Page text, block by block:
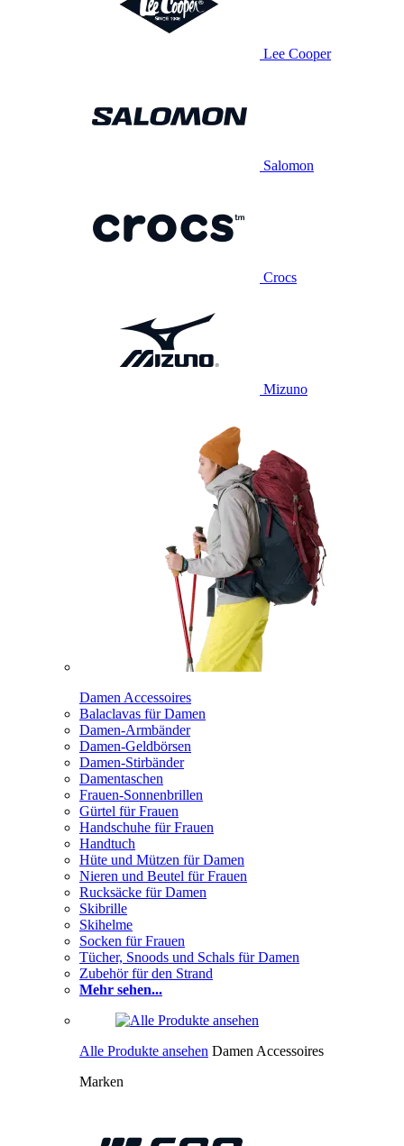
Lee Cooper
Salomon
Crocs
Mizuno
Damen Accessoires
Balaclavas für Damen
Damen-Armbänder
Damen-Geldbörsen
Damen-Stirbänder
Damentaschen
Frauen-Sonnenbrillen
Gürtel für Frauen
Handschuhe für Frauen
Handtuch
Hüte und Mützen für Damen
Nieren und Beutel für Frauen
Rucksäcke für Damen
Skibrille
Skihelme
Socken für Frauen
Tücher, Snoods und Schals für Damen
Zubehör für den Strand
Mehr sehen...
Alle Produkte ansehen Damen Accessoires
Marken